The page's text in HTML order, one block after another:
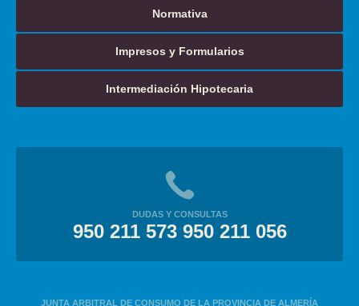
Normativa
Impresos y Formularios
Intermediación Hipotecaria
DUDAS Y CONSULTAS
950 211 573 950 211 056
JUNTA ARBITRAL DE CONSUMO DE LA PROVINCIA DE ALMERÍA